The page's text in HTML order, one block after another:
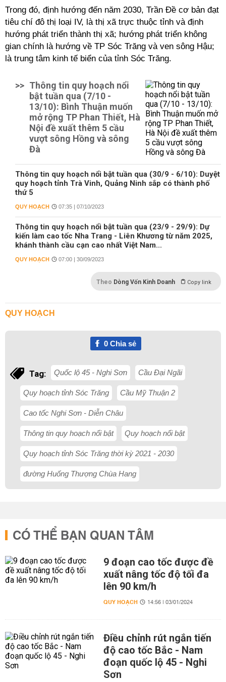
Trong đó, định hướng đến năm 2030, Trần Đề cơ bản đạt
tiêu chí đô thị loại IV, là thị xã trực thuộc tỉnh và định
hướng phát triển thành thị xã; hướng phát triển không
gian chính là hướng về TP Sóc Trăng và ven sông Hậu;
là trung tâm kinh tế biển của tỉnh Sóc Trăng.
>> Thông tin quy hoạch nổi
bật tuần qua (7/10 -
13/10): Bình Thuận muốn
mở rộng TP Phan Thiết, Hà
Nội đề xuất thêm 5 cầu
vượt sông Hồng và sông
Đà
Thông tin quy hoạch nổi bật tuần qua (30/9 - 6/10): Duyệt
quy hoạch tỉnh Trà Vinh, Quảng Ninh sắp có thành phố
thứ 5
QUY HOẠCH 07:35 | 07/10/2023
Thông tin quy hoạch nổi bật tuần qua (23/9 - 29/9): Dự
kiến làm cao tốc Nha Trang - Liên Khương từ năm 2025,
khánh thành cầu cạn cao nhất Việt Nam...
QUY HOẠCH 07:00 | 30/09/2023
Theo Dòng Vốn Kinh Doanh Copy link
QUY HOẠCH
0Chia sẻ
Tag: Quốc lộ 45 - Nghi Sơn Cầu Đại Ngãi
Quy hoạch tỉnh Sóc Trăng Cầu Mỹ Thuận 2
Cao tốc Nghi Sơn - Diễn Châu
Thông tin quy hoạch nổi bật Quy hoạch nổi bật
Quy hoạch tỉnh Sóc Trăng thời kỳ 2021 - 2030
đường Huống Thượng Chùa Hang
CÓ THỂ BẠN QUAN TÂM
9 đoạn cao tốc được đề
xuất nâng tốc độ tối đa
lên 90 km/h
QUY HOẠCH 14:56 | 03/01/2024
Điều chỉnh rút ngắn tiến
độ cao tốc Bắc - Nam
đoạn quốc lộ 45 - Nghi
Sơn